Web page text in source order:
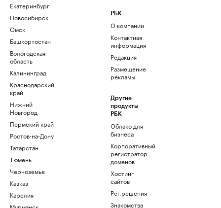
Екатеринбург
Новосибирск
Омск
Башкортостан
Вологодская
область
Калининград
Краснодарский
край
Нижний
Новгород
Пермский край
Ростов-на-Дону
Татарстан
Тюмень
Черноземье
Кавказ
Карелия
РБК
О компании
Контактная
информация
Редакция
Размещение
рекламы
Другие
продукты
РБК
Облако для
бизнеса
Корпоративный
регистратор
доменов
Хостинг
сайтов
Рег.решения
Знакомства